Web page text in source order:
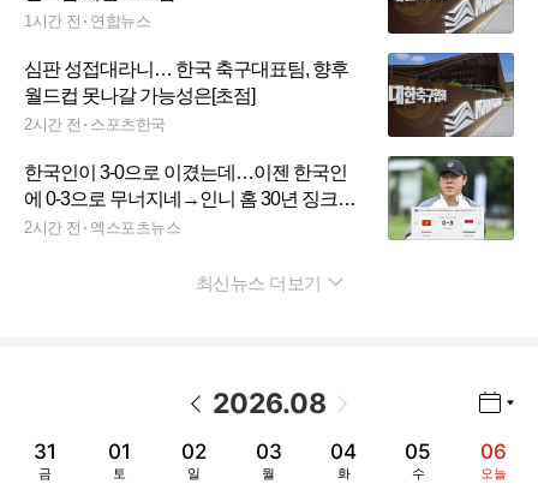
1시간 전 연합뉴스
심판 성접대라니… 한국 축구대표팀, 향후
월드컵 못나갈 가능성은[초점]
2시간 전 스포츠한국
한국인이 3-0으로 이겼는데…이젠 한국인
에 0-3으로 무너지네→인니 홈 30년 징크스
'와르르', STY 끝내 소환
2시간 전 엑스포츠뉴스
최신뉴스 더보기
2026.08
31
금
01
토
02
일
03
월
04
화
05
수
06
오늘